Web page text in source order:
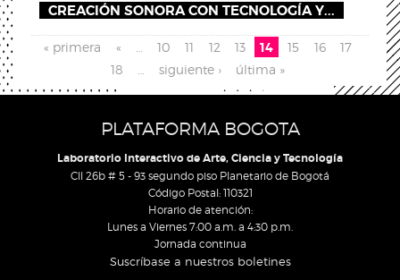
CREACIÓN SONORA CON TECNOLOGÍA Y...
Páginas
« primera « 10 11 12 13 14 15 16
17
18
siguiente › última »
PLATAFORMA BOGOTA
Laboratorio Interactivo de Arte, Ciencia y Tecnología
Cll 26b # 5 - 93 segundo piso Planetario de Bogotá
Código Postal: 110321
Horario de atención:
Lunes a Viernes 7:00 a.m. a 4:30 p.m.
Jornada continua
Suscríbase a nuestros boletines